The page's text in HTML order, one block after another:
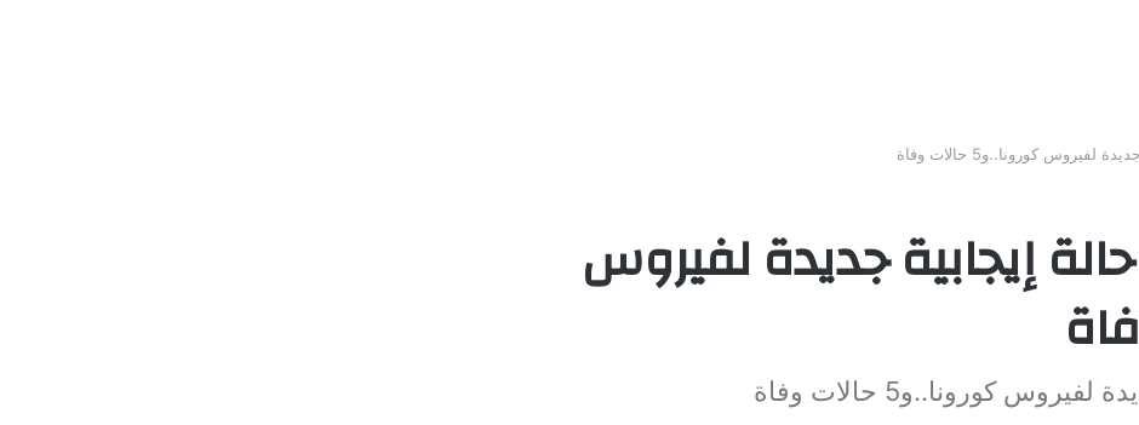
الصحة: تسجيل 155 حالة إيجابية جديدة لفيروس